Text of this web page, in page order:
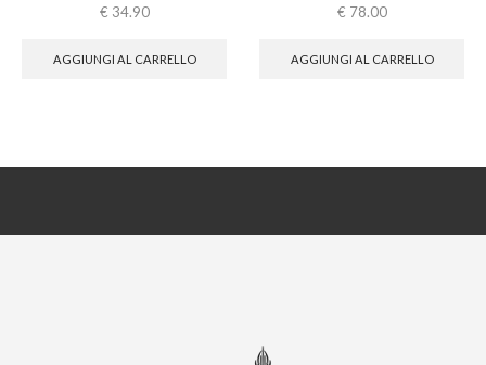
€ 34.90
AGGIUNGI AL CARRELLO
€ 78.00
AGGIUNGI AL CARRELLO